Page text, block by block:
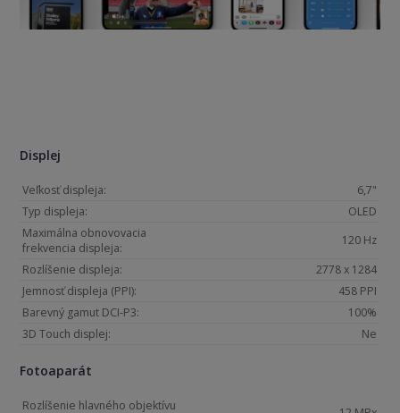
Displej
Veľkosť displeja:
6,7"
Typ displeja:
OLED
Maximálna obnovovacia
frekvencia displeja:
120 Hz
Rozlíšenie displeja:
2778 x 1284
Jemnosť displeja (PPI):
458 PPI
Barevný gamut DCI-P3:
100%
3D Touch displej:
Ne
Fotoaparát
Rozlíšenie hlavného objektívu